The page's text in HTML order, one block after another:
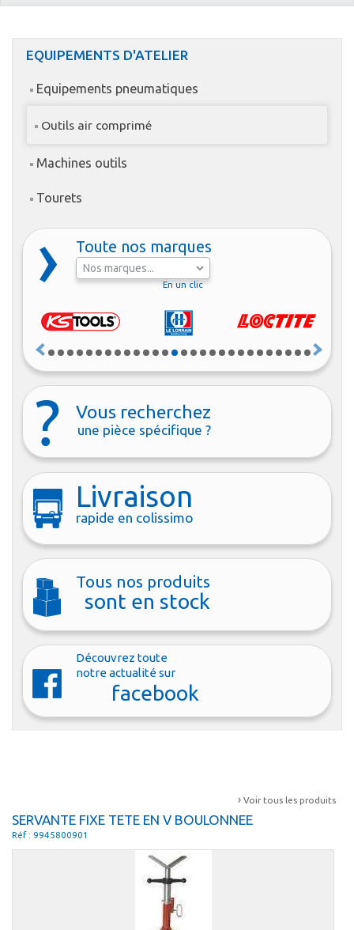
EQUIPEMENTS D'ATELIER
Equipements pneumatiques
Outils air comprimé
Machines outils
Tourets
Toute nos marques
En un clic
Vous recherchez
une pièce spécifique ?
Livraison
rapide en colissimo
Tous nos produits
sont en stock
Découvrez toute
notre actualité sur
facebook
› Voir tous les produits
SERVANTE FIXE TETE EN V BOULONNEE
Réf : 9945800901